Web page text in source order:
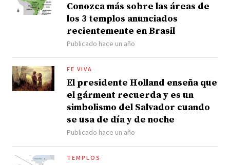
Conozca más sobre las áreas de
los 3 templos anunciados
recientemente en Brasil
Publicado hace un año
FE VIVA
El presidente Holland enseña que
el gárment recuerda y es un
simbolismo del Salvador cuando
se usa de día y de noche
Publicado hace un año
TEMPLOS